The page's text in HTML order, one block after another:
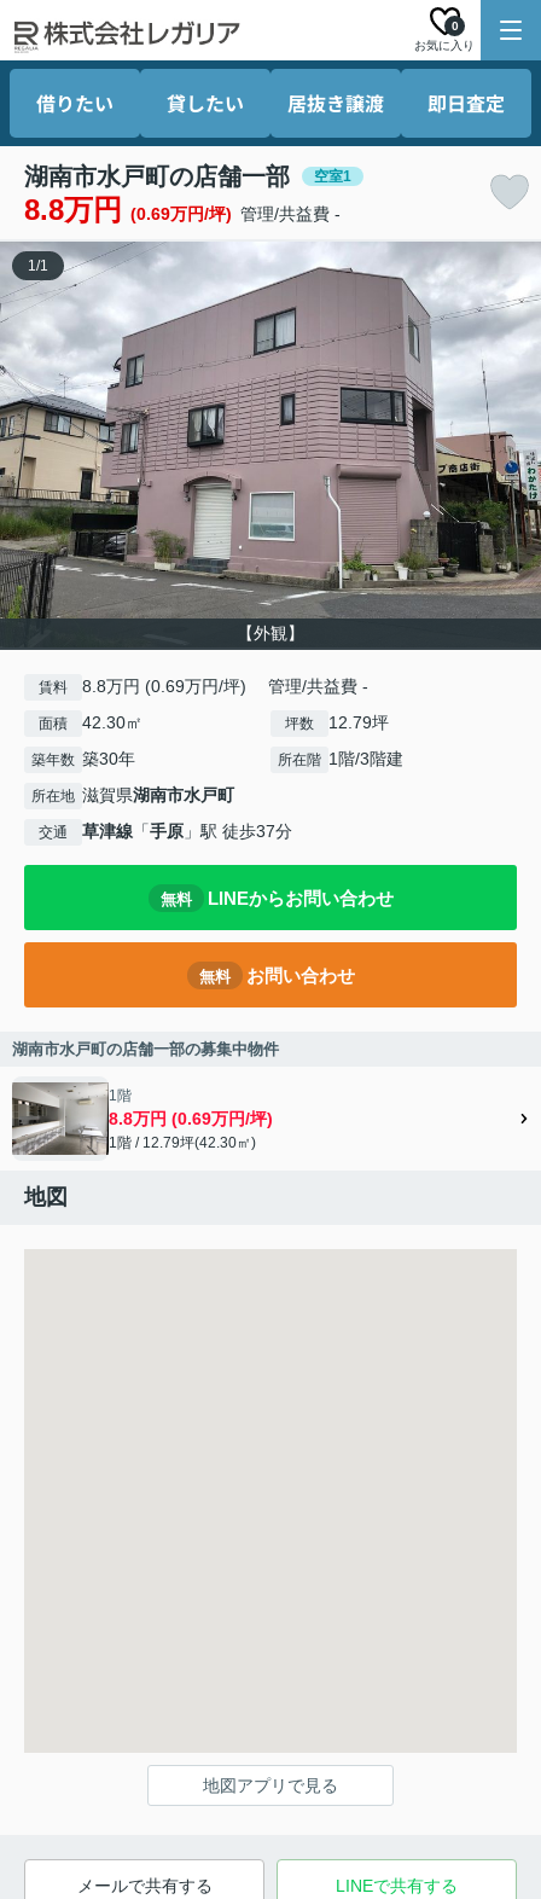
お気に入り
0
借りたい 貸したい 居抜き譲渡 即日査定
湖南市水戸町の店舗一部 空室1
8.8万円 (0.69万円/坪) 管理/共益費 -
【外観】
1 /1
賃料 8.8万円 (0.69万円/坪) 管理/共益費 -
面積 42.30㎡ 坪数 12.79坪
築年数 築30年 所在階 1階/3階建
所在地 滋賀県湖南市水戸町
交通 草津線 「手原 」駅 徒歩37分
無料 LINEからお問い合わせ
無料 お問い合わせ
湖南市水戸町の店舗一部の募集中物件
1階
8.8万円 (0.69万円/坪)
1階 / 12.79坪(42.30㎡)
地図
地図アプリで見る
メールで共有する LINEで共有する